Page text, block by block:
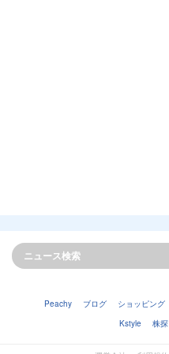
Peachy ブログ ショッピング
Kstyle
株探